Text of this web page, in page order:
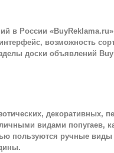
в России
возможность
доски объявлений
видами
пользуются ручные